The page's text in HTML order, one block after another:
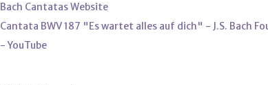
Bach Cantatas Website
Cantata BWV 187 "Es wartet alles auf dich" - J.S. Bach
- YouTube